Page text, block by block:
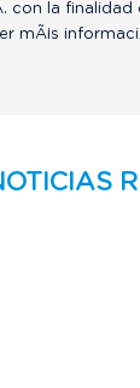
con la
mÃ¡s